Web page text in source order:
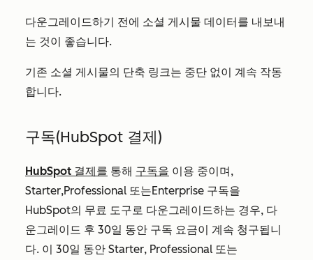
다운그레이드하기 전에 소셜 게시물 데이터를 내보내
는 것이 좋습니다.
기존 소셜 게시물의 단축 링크는 중단 없이 계속 작동
합니다.
구독(HubSpot 결제)
HubSpot 결제를 통해 구독을 이용 중이며,
Starter,Professional 또는Enterprise 구독을
HubSpot의 무료 도구로 다운그레이드하는 경우, 다
운그레이드 후 30일 동안 구독 요금이 계속 청구됩니
다. 이 30일 동안 Starter, Professional 또는